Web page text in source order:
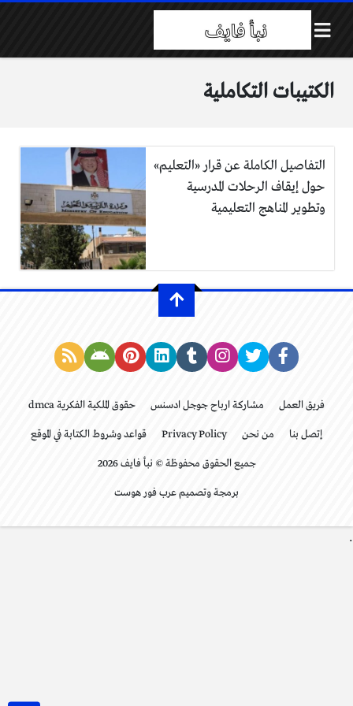
الكتيبات التكاملية
التفاصيل الكاملة عن قرار «التعليم»
حول إيقاف الرحلات المدرسية
وتطوير المناهج التعليمية
فريق العمل مشاركة ارباح جوجل ادسنس حقوق الملكية الفكرية dmca
إتصل بنا من نحن Privacy Policy قواعد وشروط الكتابة في الموقع
جميع الحقوق محفوظة © نبأ فايف 2026
برمجة وتصميم عرب فور هوست
.